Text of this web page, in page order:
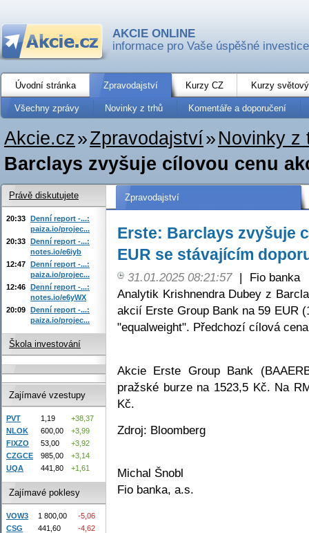
AKCIE ONLINE
informace pro Vaše úspěšné investice
Úvodní stránka Zpravodajství Kurzy CZ Kurzy
Všechny zprávy Novinky z trhů Komentáře a doporučení
Akcie.cz»Zpravodajství» Novinky z
Barclays zvyšuje cílovou cenu
Zpravodajství
Erste: Barclays zvyšuje
EUR se stávajícím
31.01.2025 08:21:57 |
Fio banka
Analytik Krishnendra Dubey z
akcií Erste Group Bank na 59 EUR
"equalweight". Předchozí cílová
Akcie Erste Group Bank
pražské burze na 1523,5 Kč. Na
Kč.
Zdroj: Bloomberg
Michal Šnobl
Fio banka, a.s.
Právě diskutujete
20:33 Denní report -...:
paiza.io/projec...
20:33 Denní report -...:
notes.io/e6iyb
12:47 Denní report -...:
paiza.io/projec...
12:46 Denní report -...:
notes.io/e6yWX
20:09 Denní report -...:
paiza.io/projec...
Škola investování
Zajímavé vzestupy
PVT 1,19
+38,37
NLOK
600,00
+3,99
FIXZO
53,00
+3,92
CZGCE
985,00
+3,14
UQA
441,80 +1,61
Zajímavé poklesy
VOW3 1 800,00
-5,06
CSG
441,60
-4,62